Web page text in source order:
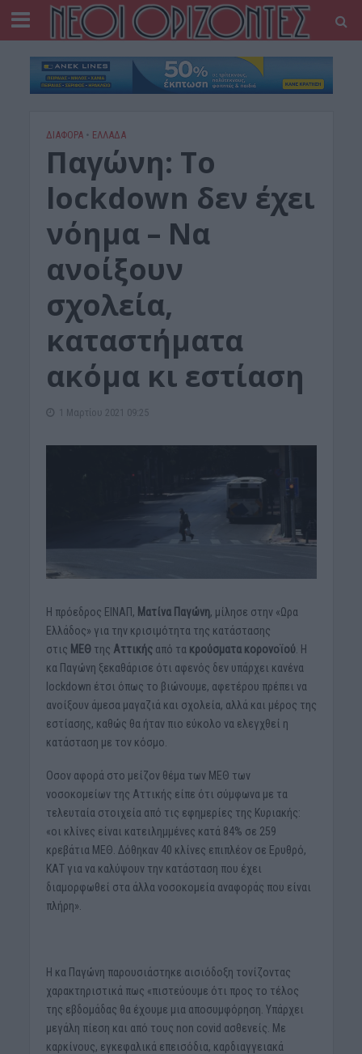
ΔΙΆΦΟΡΑ • ΕΛΛΑΔΑ
Παγώνη: Το
lockdown δεν έχει
νόημα – Να
ανοίξουν
σχολεία,
καταστήματα
ακόμα κι εστίαση
1 Μαρτίου 2021 09:25
Η πρόεδρος ΕΙΝΑΠ, Ματίνα Παγώνη, μίλησε στην «Ωρα
Ελλάδος» για την κρισιμότητα της κατάστασης
στις ΜΕΘ της Αττικής από τα κρούσματα κορονοϊού. Η
κα Παγώνη ξεκαθάρισε ότι αφενός δεν υπάρχει κανένα
lockdown έτσι όπως το βιώνουμε, αφετέρου πρέπει να
ανοίξουν άμεσα μαγαζιά και σχολεία, αλλά και μέρος της
εστίασης, καθώς θα ήταν πιο εύκολο να ελεγχθεί η
κατάσταση με τον κόσμο.
Οσον αφορά στο μείζον θέμα των ΜΕΘ των
νοσοκομείων της Αττικής είπε ότι σύμφωνα με τα
τελευταία στοιχεία από τις εφημερίες της Κυριακής:
«οι κλίνες είναι κατειλημμένες κατά 84% σε 259
κρεβάτια ΜΕΘ. Δόθηκαν 40 κλίνες επιπλέον σε Ερυθρό,
ΚΑΤ για να καλύψουν την κατάσταση που έχει
διαμορφωθεί στα άλλα νοσοκομεία αναφοράς που είναι
πλήρη».
Η κα Παγώνη παρουσιάστηκε αισιόδοξη τονίζοντας
χαρακτηριστικά πως «πιστεύουμε ότι προς το τέλος
της εβδομάδας θα έχουμε μια αποσυμφόρηση. Υπάρχει
μεγάλη πίεση και από τους non covid ασθενείς. Με
καρκίνους, εγκεφαλικά επεισόδια, καρδιαγγειακά